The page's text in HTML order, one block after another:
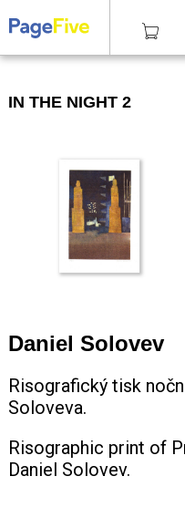
ČASOPISY
OSTATNÍ
SLEVY
NAKLADATELSTVÍ
Poštovné zdarma
+420 771 147 600
|Tisky|Technika Risografie
IN THE NIGHT 2
Daniel Solovev
Risografický tisk
Soloveva.
Risographic print of
Daniel Solovev.